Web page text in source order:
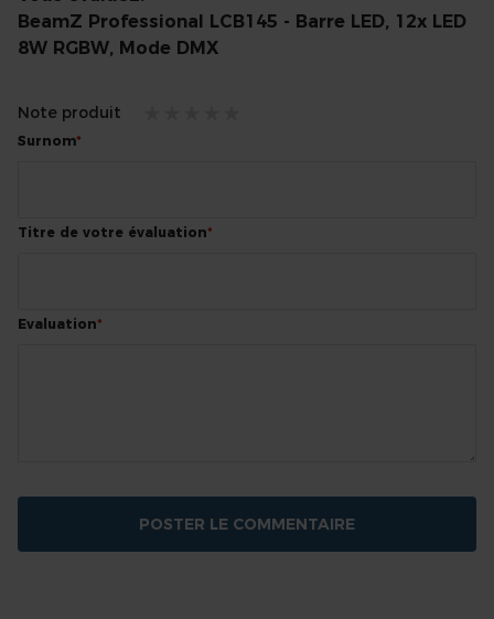
BeamZ Professional LCB145 - Barre LED, 12x LED
8W RGBW, Mode DMX
Note produit
Surnom
Titre de votre évaluation
Evaluation
POSTER LE COMMENTAIRE